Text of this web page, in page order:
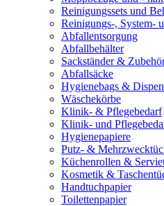
Reinigungssets und
Reinigungs-, System-
Abfallentsorgung
Abfallbehälter
Sackständer &
Abfallsäcke
Hygienebags &
Wäschekörbe
Klinik- & Pflegebedarf
Klinik- und
Hygienepapiere
Putz- &
Küchenrollen &
Kosmetik &
Handtuchpapier
Toilettenpapier